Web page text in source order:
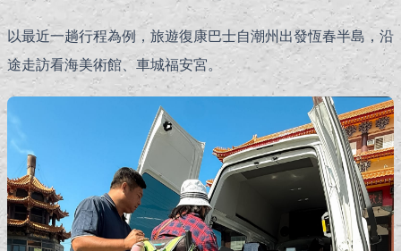
以最近一趟行程為例，旅遊復康巴士自潮州出發恆春半島，沿
途走訪看海美術館、車城福安宮。